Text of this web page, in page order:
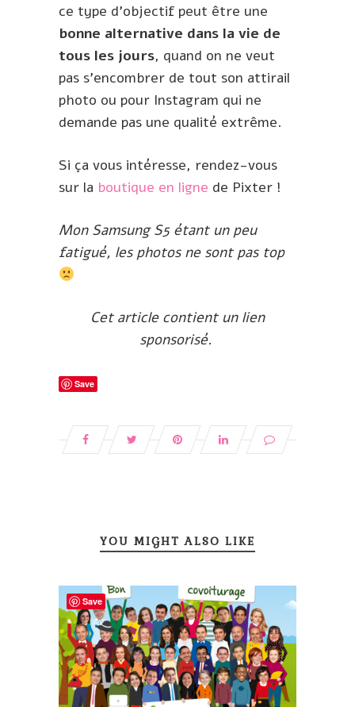
ce type d’objectif peut être une
bonne alternative dans la vie de
tous les jours, quand on ne veut
pas s’encombrer de tout son attirail
photo ou pour Instagram qui ne
demande pas une qualité extrême.
Si ça vous intéresse, rendez-vous
sur la boutique en ligne de Pixter !
Mon Samsung S5 étant un peu
fatigué, les photos ne sont pas top
Cet article contient un lien
sponsorisé.
Save
YOU MIGHT ALSO LIKE
Save